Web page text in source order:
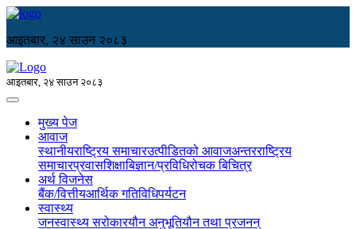
आइतबार, २४ साउन २०८३
आइतबार, २४ साउन २०८३
मुख्य पेज
आवाज
स्थानीयराष्ट्रिय समाचारउत्पीडितको आवाजअन्तरराष्ट्रिय
समाचारप्रवासशिक्षाबिज्ञान/प्रविधिरोचक बिचित्र
अर्थ विजनेस
बैंक/वित्तीयआर्थिक गतिविधिपर्यटन
स्वास्थ्य
जनस्वास्थ्य सरोकारयौन अनुभूतियौन तथा प्रजनन्